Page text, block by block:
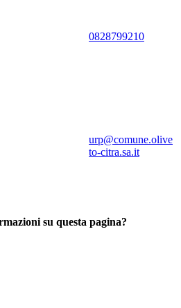
0828799210
urp@comune.olive
to-citra.sa.it
su questa pagina?